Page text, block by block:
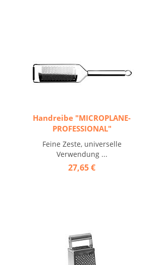
Handreibe "MICROPLANE-
PROFESSIONAL"
Feine Zeste, universelle
Verwendung ...
27,65 €